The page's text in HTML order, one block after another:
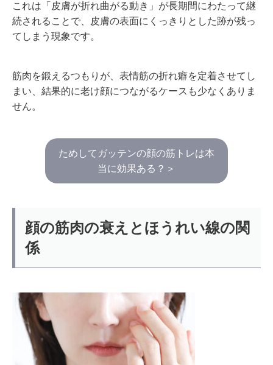
これは「皮膚が折れ曲がる動き」が長期間にわたって継
続されることで、皮膚の表面にくっきりとした跡が残っ
てしまう現象です。
筋肉を鍛えるつもりが、表情筋の折れ癖を定着させてし
まい、結果的に老け顔につながるケースも少なくありま
せん。
ためしてガッテンの顔の筋トレは本
当に効果ある？＞
顔の筋肉の衰えとほうれい線の関
係